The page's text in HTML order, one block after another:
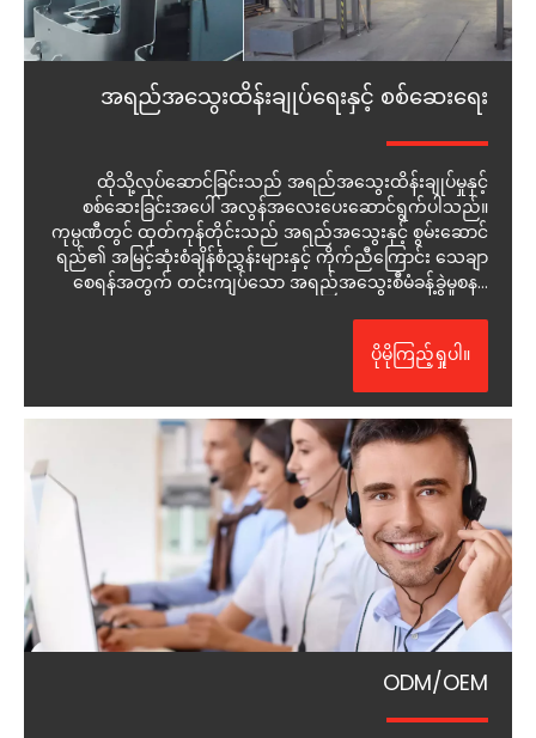
အရည်အသွေးထိန်းချုပ်ရေးနှင့် စစ်ဆေးရေး
ထိုသို့လုပ်ဆောင်ခြင်းသည် အရည်အသွေးထိန်းချုပ်မှုနှင့်
စစ်ဆေးခြင်းအပေါ် အလွန်အလေးပေးဆောင်ရွက်ပါသည်။
ကုမ္ပဏီတွင် ထုတ်ကုန်တိုင်းသည် အရည်အသွေးနှင့် စွမ်းဆောင်
ရည်၏ အမြင့်ဆုံးစံချိန်စံညွှန်းများနှင့် ကိုက်ညီကြောင်း သေချာ
စေရန်အတွက် တင်းကျပ်သော အရည်အသွေးစီမံခန့်ခွဲမှုစနစ်
ပိုမိုကြည့်ရှုပါ။
ODM/OEM